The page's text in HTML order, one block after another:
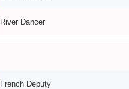
River Dancer
French Deputy